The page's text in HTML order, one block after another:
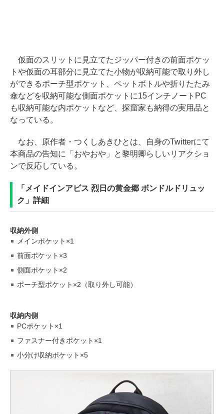
仮面のスリットに見立てたジッパー付きの前面ポケッ
トや仮面の耳部分に見立てた小物が収納可能で取り外し
ができるポーチ型ポケット、ペットボトルや折りたたみ
傘などを収納可能な側面ポケットに15インチノートPC
も収納可能な内ポケットなど、探窟家も納得の実用品と
なっている。
なお、原作者・つくしあきひとは、自身のTwitterにて
本商品の告知に「おやおや」と黎明卿らしいリアクショ
ンで反応している。
「メイドインアビス 烈日の黄金郷 ボンドルドリュッ
ク」詳細
収納外側
メインポケット×1
前面ポケット×3
側面ポケット×2
ポーチ型ポケット×2（取り外し可能）
収納内側
PCポケット×1
ファスナー付きポケット×1
小分け収納ポケット×5